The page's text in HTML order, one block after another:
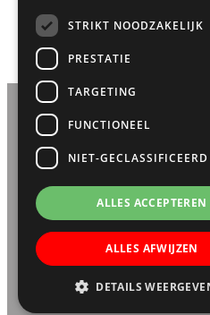
BEZOEK- EN
STRIKT NOODZAKELIJK
PRESTATIE
TARGETING
FUNCTIONEEL
NIET-GECLASSIFICEERD
ALLES ACCEPTEREN
ALLES AFWIJZEN
DETAILS